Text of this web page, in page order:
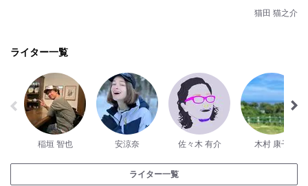
猫田 猫之介
ライター一覧
稲垣 智也 安涼奈 佐々木 有介 木村 康子
ライター一覧